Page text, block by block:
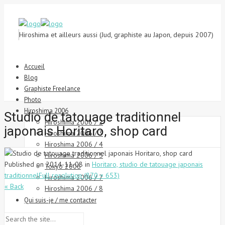
Hiroshima et ailleurs aussi (Jud, graphiste au Japon, depuis 2007)
Accueil
Blog
Graphiste Freelance
Photo
Hiroshima 2006
Hiroshima 2006 / 2
Hiroshima 2006 / 3
Hiroshima 2006 / 4
Hiroshima 2006 / 5
Tokyo 2006
Hiroshima 2006 / 7
Hiroshima 2006 / 8
Qui suis-je / me contacter
Studio de tatouage traditionnel
japonais Horitaro, shop card
Published on2014-11-08 in Horitaro, studio de tatouage japonais
traditionnelFull resolution (870 × 653)
« Back